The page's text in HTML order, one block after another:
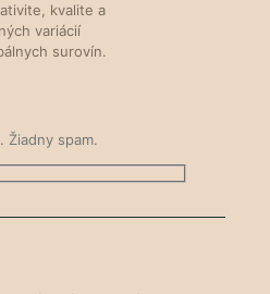
kvalite a
variácií
surovín.
Žiadny spam.